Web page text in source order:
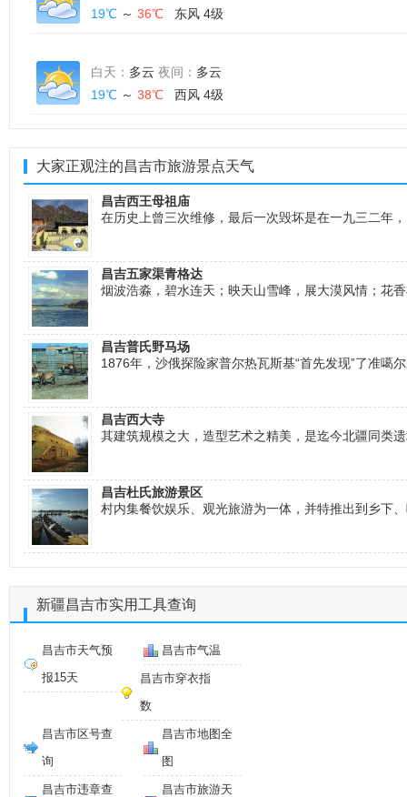
19℃ ～ 36℃ 东风 4级
白天： 多云 夜间： 多云
19℃ ～ 38℃ 西风 4级
大家正观注的昌吉市旅游景点天气
昌吉西王母祖庙
在历史上曾三次维修，最后一次毁坏是在一九三二年
昌吉五家渠青格达
烟波浩淼，碧水连天；映天山雪峰，展大漠风情；花
昌吉普氏野马场
1876年，沙俄探险家普尔热瓦斯基“首先发现”了准噶
昌吉西大寺
其建筑规模之大，造型艺术之精美，是迄今北疆同类
昌吉杜氏旅游景区
村内集餐饮娱乐、观光旅游为一体，并特推出到乡下
新疆昌吉市实用工具查询
昌吉市天气预
报15天
昌吉市气温
昌吉市穿衣指
数
昌吉市地图全
图
昌吉市区号查
询
昌吉市旅游天
昌吉市违章查